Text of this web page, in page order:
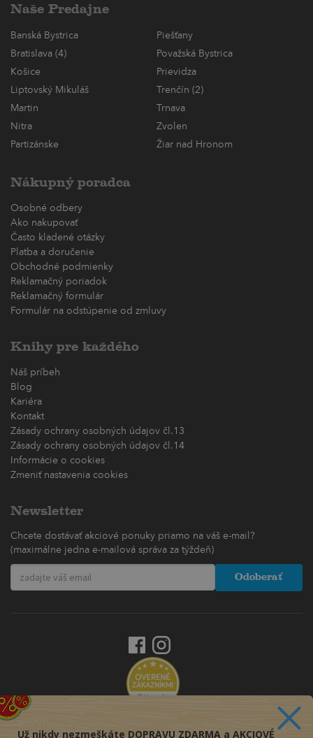
Naše Predajne
Banská Bystrica
Piešťany
Bratislava (4)
Považská Bystrica
Košice
Prievidza
Liptovský Mikuláš
Trenčín (2)
Martin
Trnava
Nitra
Zvolen
Partizánske
Žiar nad Hronom
Nákupný poradca
Osobné odbery
Ako nakupovať
Často kladené otázky
Platba a doručenie
Obchodné podmienky
Reklamačný poriadok
Reklamačný formulár
Formulár na odstúpenie od zmluvy
Knihy pre každého
Náš príbeh
Blog
Kariéra
Kontakt
Zásady ochrany osobných údajov čl.13
Zásady ochrany osobných údajov čl.14
Informácie o cookies
Zmeniť nastavenia cookies
Newsletter
Chcete dostávať akciové ponuky priamo na váš e-mail?
(maximálne jedna e-mailová správa za týždeň)
Odoberať
Už nikdy nezmeškáte DOPRAVU ZDARMA a AKCIOVÉ